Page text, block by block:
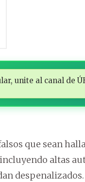
unite al canal de
que sean
altas
despenalizados.